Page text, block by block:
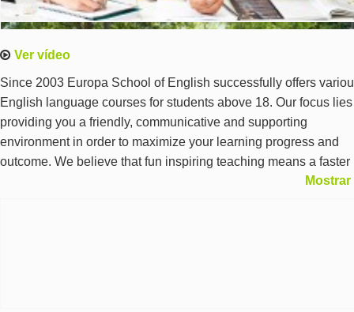
Ver vídeo
Since 2003 Europa School of English successfully offers
English language courses for students above 18. Our focus
providing you a friendly, communicative and supporting
environment in order to maximize your learning progress and
outcome. We believe that fun inspiring teaching means a faster
learning. For this purpose we use different approaches andMostrar